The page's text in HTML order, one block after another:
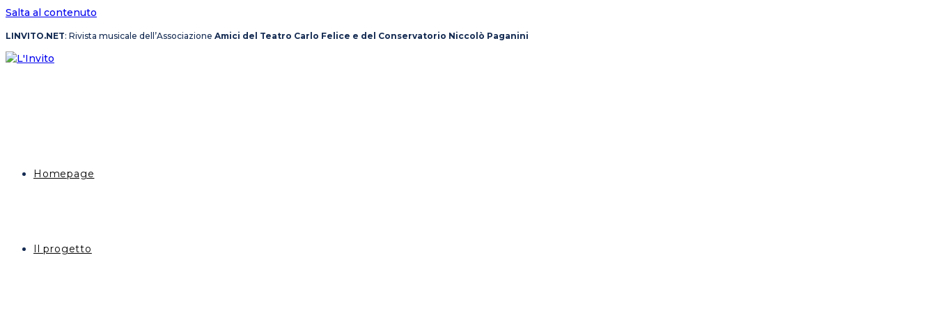
Salta al contenuto
LINVITO.NET: Rivista musicale dell’Associazione Amici del Teatro Carlo Felice e del Conservatorio Niccolò Paganini
Homepage
Il progetto